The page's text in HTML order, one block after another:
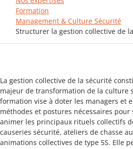
Formation
Management & Culture Sécurité
Structurer la gestion collective de
La gestion collective de la sécurité
majeur de transformation de la culture
formation vise à doter les managers et
méthodes et postures nécessaires
animer les principaux rituels collectifs
causeries sécurité, ateliers de chasse
animations collectives de type 5S. Elle